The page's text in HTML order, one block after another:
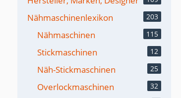
Nähmaschinenlexikon 203
Nähmaschinen 115
Stickmaschinen 12
Näh-Stickmaschinen 25
Overlockmaschinen 32